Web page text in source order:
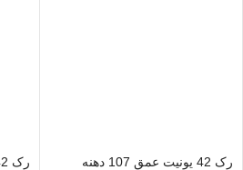
رک 42 یونیت عمق 107 دهنه